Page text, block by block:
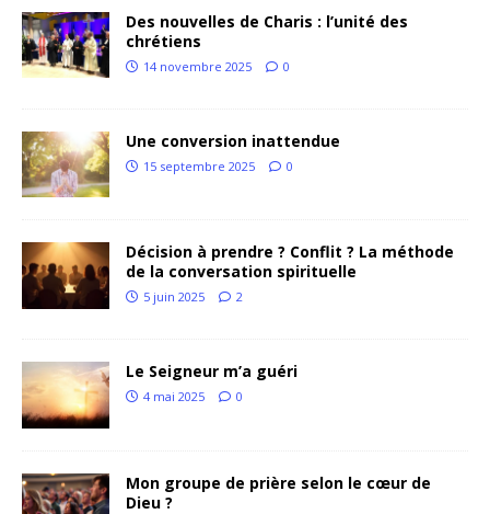
Des nouvelles de Charis : l’unité des
chrétiens
14 novembre 2025 0
Une conversion inattendue
15 septembre 2025 0
Décision à prendre ? Conflit ? La méthode
de la conversation spirituelle
5 juin 2025 2
Le Seigneur m’a guéri
4 mai 2025 0
Mon groupe de prière selon le cœur de
Dieu ?